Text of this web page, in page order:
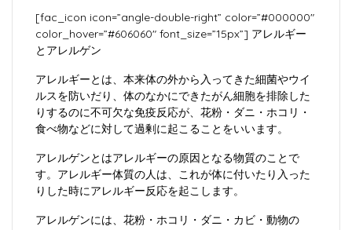
[fac_icon icon=”angle-double-right” color=”#000000″
color_hover=”#606060″ font_size=”15px”] アレルギー
とアレルゲン
アレルギーとは、本来体の外から入ってきた細菌やウイ
ルスを防いだり、体のなかにできたがん細胞を排除した
りするのに不可欠な免疫反応が、花粉・ダニ・ホコリ・
食べ物などに対して過剰に起こることをいいます。
アレルゲンとはアレルギーの原因となる物質のことで
す。アレルギー体質の人は、これが体に付いたり入った
りした時にアレルギー反応を起こします。
アレルゲンには、花粉・ホコリ・ダニ・カビ・動物の